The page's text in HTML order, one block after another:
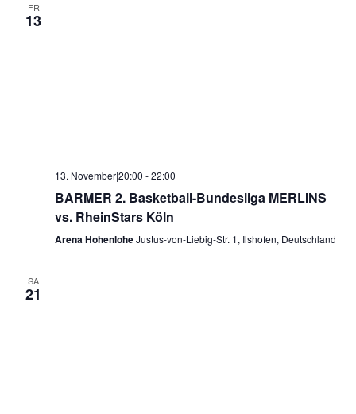
FR
13
13. November|20:00 -22:00
BARMER 2. Basketball-Bundesliga MERLINS
vs. RheinStars Köln
Arena HohenloheJustus-von-Liebig-Str. 1, Ilshofen, Deutschland
SA
21